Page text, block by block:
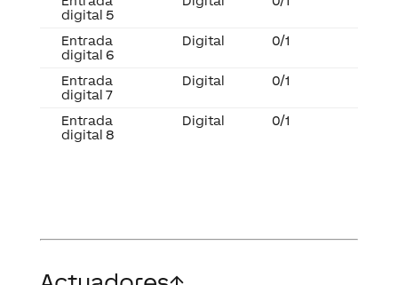
Entrada
digital 6
Entrada
digital 7
Entrada
digital 8